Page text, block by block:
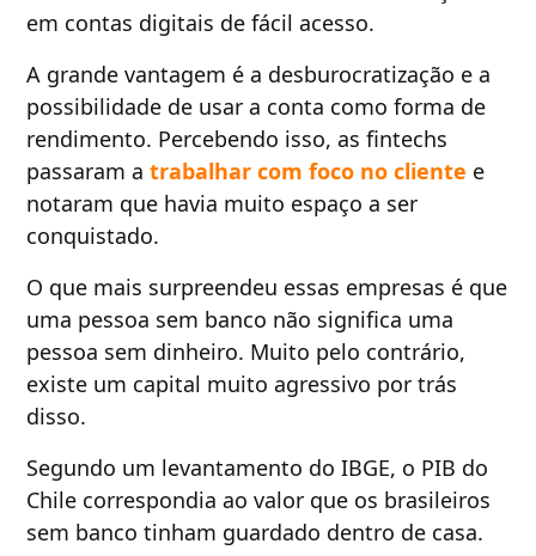
em contas digitais de fácil acesso.
A grande vantagem é a desburocratização e a
possibilidade de usar a conta como forma de
rendimento. Percebendo isso, as fintechs
passaram atrabalhar com foco no cliente e
notaram que havia muito espaço a ser
conquistado.
O que mais surpreendeu essas empresas é que
uma pessoa sem banco não significa uma
pessoa sem dinheiro. Muito pelo contrário,
existe um capital muito agressivo por trás
disso.
Segundo um levantamento do IBGE, o PIB do
Chile correspondia ao valor que os brasileiros
sem banco tinham guardado dentro de casa.